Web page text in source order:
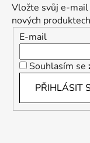
Vložte svůj e-mail
nových
E-mail
Souhlasím se
PŘIHLÁSIT